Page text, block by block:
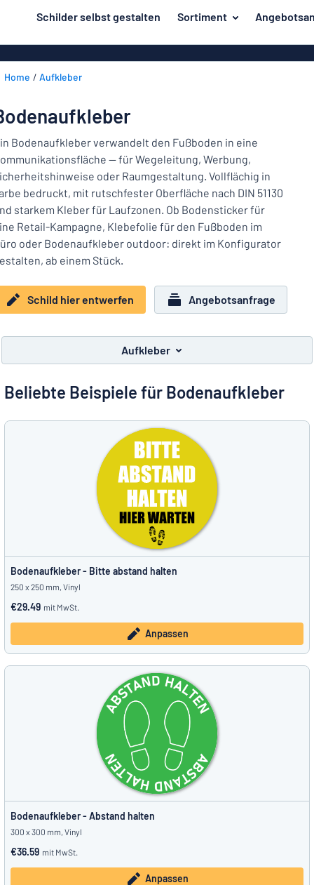
springen
Schilder selbst gestalten Sortiment
Herstellung
Haus und Heim
Kennzeichnung
Namensschilder
Aufkleber
Verkehr und Fahrzeuge
Industrie und Fertigung
Alle Kategorien anzeigen
Holzschilder
Aufkleber
Das Gesuchte nicht gefunden? Schild hier entwerfen
Unsere
Bestseller
Material
Herstellung
Haus
und
Heim
Kennzeichnung
Namensschilder
Alle Kategorien anzeigen
Angebotsanfrage
Einloggen
Kundenservice
zum
entwerfen
Home Aufkleber
Bodenaufkleber verwandelt den Fußboden in eine
— für Wegeleitung, Werbung,
oder Raumgestaltung. Vollflächig in
bedruckt, mit rutschfester Oberfläche nach DIN 51130
starkem Kleber für Laufzonen. Ob Bodensticker für
Retail-Kampagne, Klebefolie für den Fußboden im
oder Bodenaufkleber outdoor: direkt im Konfigurator
ab einem Stück.
Schild hier entwerfen Angebotsanfrage
Aufkleber
Beliebte Beispiele für Bodenaufkleber
Bodenaufkleber - Bitte abstand halten
250 x 250 mm, Vinyl
€29.49 mit MwSt.
Anpassen
Bodenaufkleber - Abstand halten
300 x 300 mm, Vinyl
€36.59 mit MwSt.
Anpassen